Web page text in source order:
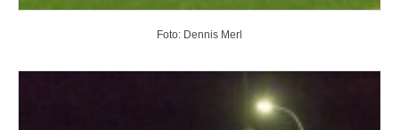
Foto: Dennis Merl